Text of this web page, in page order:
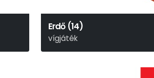
Erdő (14)
vígjáték
Alekszandr Nyikolajevics Osztrovszkij